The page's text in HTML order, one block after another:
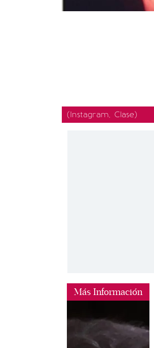
(Instagram, Clase)
Más Información